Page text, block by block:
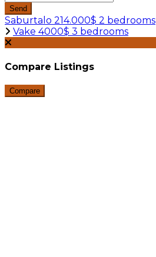
Send
Saburtalo 214.000$ 2 bedrooms
Vake 4000$ 3 bedrooms
Compare Listings
Compare